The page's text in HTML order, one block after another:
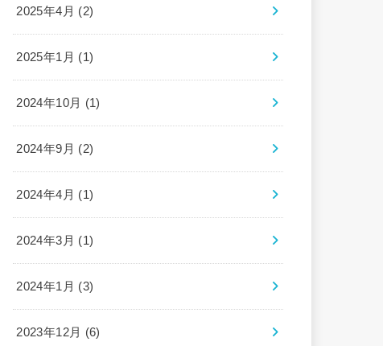
2025年4月 (2)
2025年1月 (1)
2024年10月 (1)
2024年9月 (2)
2024年4月 (1)
2024年3月 (1)
2024年1月 (3)
2023年12月 (6)